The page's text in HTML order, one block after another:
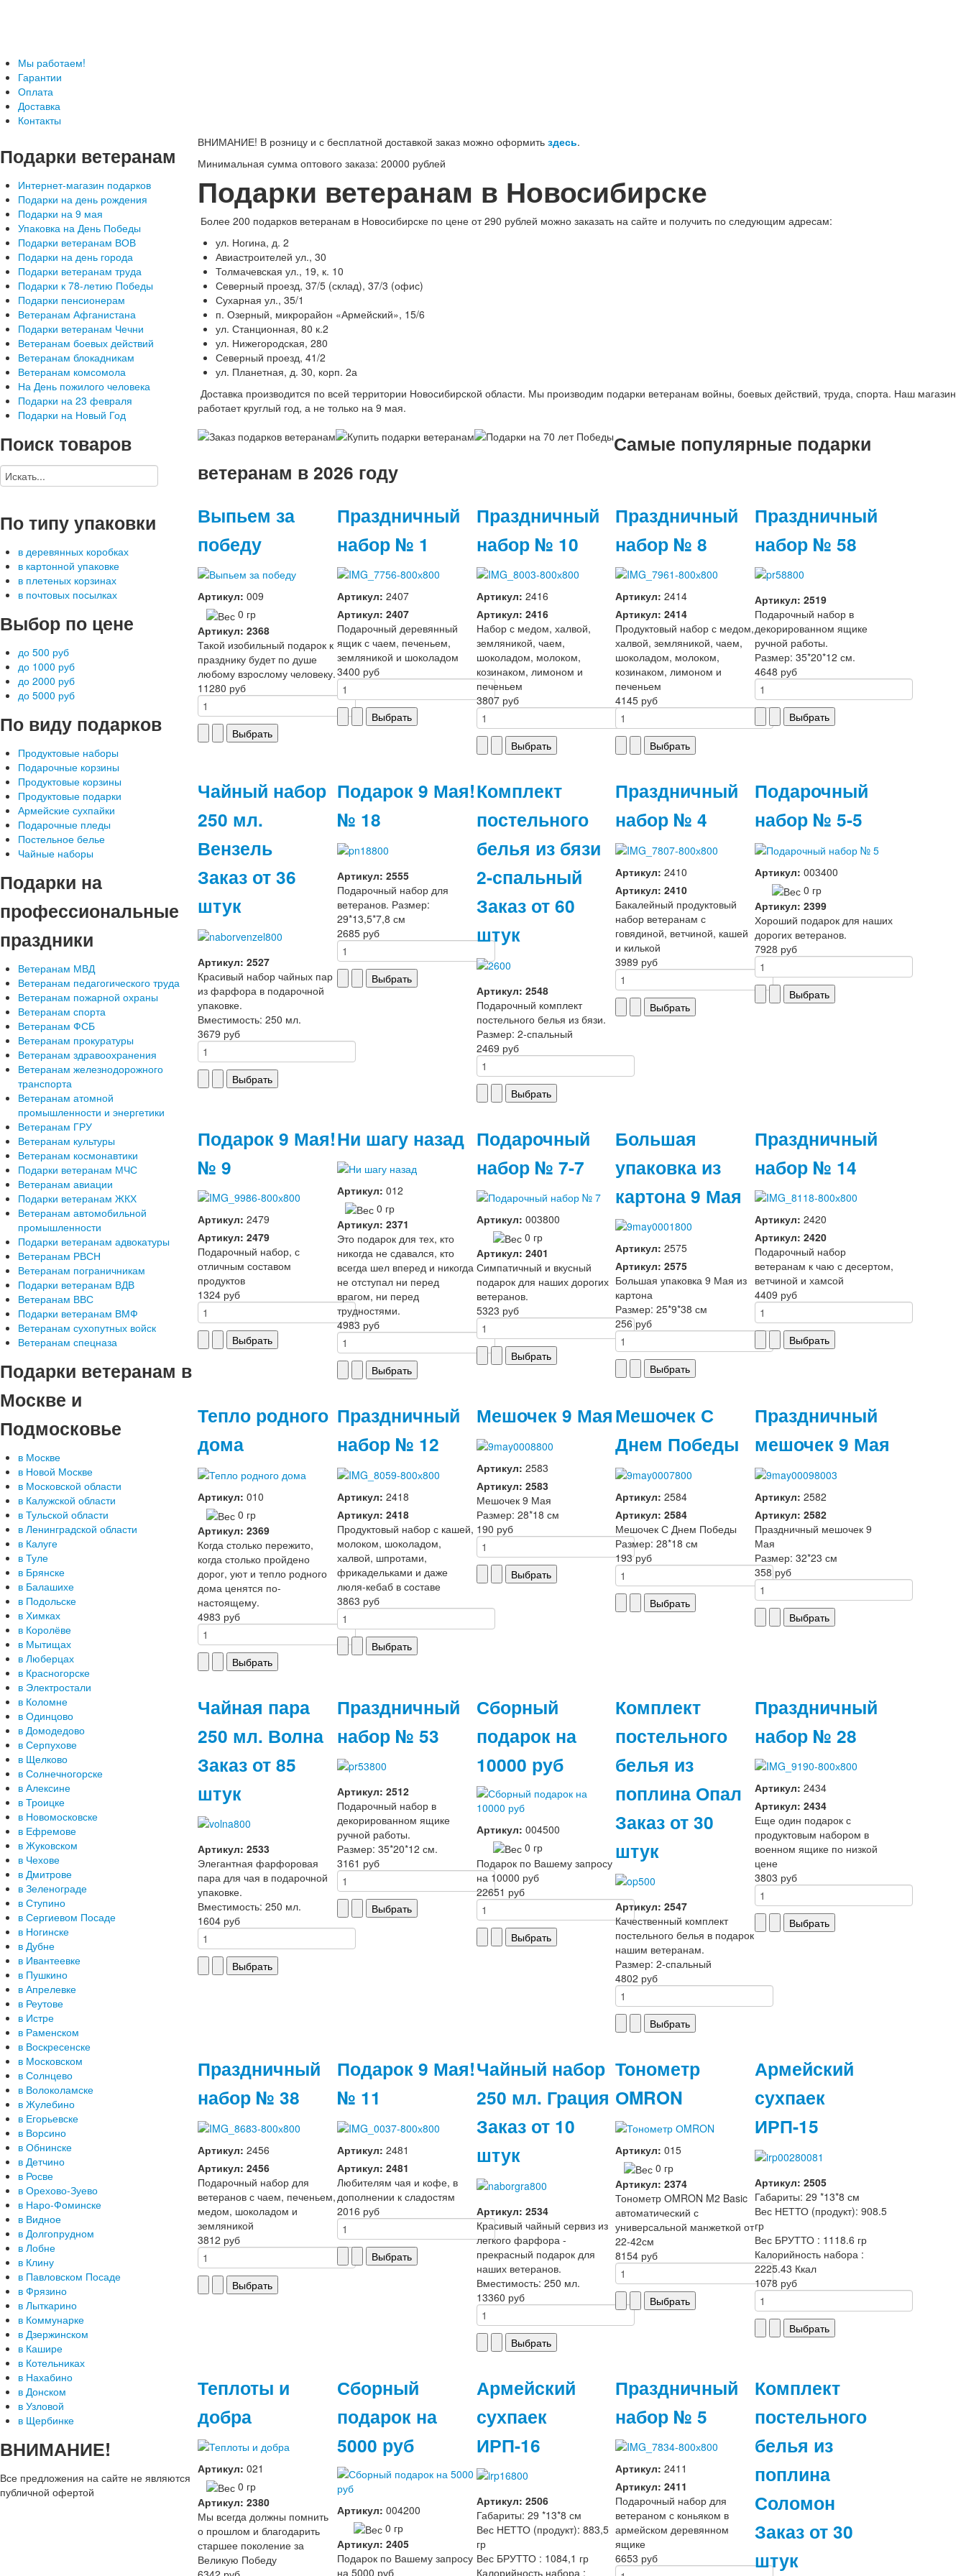
Мы работаем!
Гарантии
Оплата
Доставка
Контакты
ВНИМАНИЕ! В розницу и с бесплатной доставкой заказ можно оформить здесь.
Минимальная сумма оптового заказа: 20000 рублей
Подарки ветеранам в Новосибирске
Более 200 подарков ветеранам в Новосибирске по цене от 290 рублей можно заказать на сайте и получить по следующим адресам:
ул. Ногина, д. 2
Авиастроителей ул., 30
Толмачевская ул., 19, к. 10
Северный проезд, 37/5 (склад), 37/3 (офис)
Сухарная ул., 35/1
п. Озерный, микрорайон «Армейский», 15/6
ул. Станционная, 80 к.2
ул. Нижегородская, 280
Северный проезд, 41/2
ул. Планетная, д. 30, корп. 2а
Доставка производится по всей территории Новосибирской области. Мы производим подарки ветеранам войны, боевых действий, труда, спорта. Наш магазин
работает круглый год, а не только на 9 мая.
Самые популярные подарки
ветеранам в 2026 году
Выпьем за
победу
Артикул: 009
0 гр
Артикул: 2368
Такой изобильный подарок к
празднику будет по душе
любому взрослому человеку.
11280 руб
Праздничный
набор № 1
Артикул: 2407
Артикул: 2407
Подарочный деревянный
ящик с чаем, печеньем,
земляникой и шоколадом
3400 руб
Праздничный
набор № 10
Артикул: 2416
Артикул: 2416
Набор с медом, халвой,
земляникой, чаем,
шоколадом, молоком,
козинаком, лимоном и
печеньем
3807 руб
Праздничный
набор № 8
Артикул: 2414
Артикул: 2414
Продуктовый набор с медом,
халвой, земляникой, чаем,
шоколадом, молоком,
козинаком, лимоном и
печеньем
4145 руб
Праздничный
набор № 58
Артикул: 2519
Подарочный набор в
декорированном ящике
ручной работы.
Размер: 35*20*12 см.
4648 руб
Чайный набор
250 мл.
Вензель
Заказ от 36
штук
Артикул: 2527
Красивый набор чайных пар
из фарфора в подарочной
упаковке.
Вместимость: 250 мл.
3679 руб
Подарок 9 Мая!
№ 18
Артикул: 2555
Подарочный набор для
ветеранов. Размер:
29*13,5*7,8 см
2685 руб
Комплект
постельного
белья из бязи
2-спальный
Заказ от 60
штук
Артикул: 2548
Подарочный комплект
постельного белья из бязи.
Размер: 2-спальный
2469 руб
Праздничный
набор № 4
Артикул: 2410
Артикул: 2410
Бакалейный продуктовый
набор ветеранам с
говядиной, ветчиной, кашей
и килькой
3989 руб
Подарочный
набор № 5-5
Артикул: 003400
0 гр
Артикул: 2399
Хороший подарок для наших
дорогих ветеранов.
7928 руб
Подарок 9 Мая!
№ 9
Артикул: 2479
Артикул: 2479
Подарочный набор, с
отличным составом
продуктов
1324 руб
Ни шагу назад
Артикул: 012
0 гр
Артикул: 2371
Это подарок для тех, кто
никогда не сдавался, кто
всегда шел вперед и никогда
не отступал ни перед
врагом, ни перед
трудностями.
4983 руб
Подарочный
набор № 7-7
Артикул: 003800
0 гр
Артикул: 2401
Симпатичный и вкусный
подарок для наших дорогих
ветеранов.
5323 руб
Большая
упаковка из
картона 9 Мая
Артикул: 2575
Артикул: 2575
Большая упаковка 9 Мая из
картона
Размер: 25*9*38 см
256 руб
Праздничный
набор № 14
Артикул: 2420
Артикул: 2420
Подарочный набор
ветеранам к чаю с десертом,
ветчиной и хамсой
4409 руб
Тепло родного
дома
Артикул: 010
0 гр
Артикул: 2369
Когда столько пережито,
когда столько пройдено
дорог, уют и тепло родного
дома ценятся по-
настоящему.
4983 руб
Праздничный
набор № 12
Артикул: 2418
Артикул: 2418
Продуктовый набор с кашей,
молоком, шоколадом,
халвой, шпротами,
фрикадельками и даже
люля-кебаб в составе
3863 руб
Мешочек 9 Мая
Артикул: 2583
Артикул: 2583
Мешочек 9 Мая
Размер: 28*18 см
190 руб
Мешочек С
Днем Победы
Артикул: 2584
Артикул: 2584
Мешочек С Днем Победы
Размер: 28*18 см
193 руб
Праздничный
мешочек 9 Мая
Артикул: 2582
Артикул: 2582
Праздничный мешочек 9
Мая
Размер: 32*23 см
358 руб
Чайная пара
250 мл. Волна
Заказ от 85
штук
Артикул: 2533
Элегантная фарфоровая
пара для чая в подарочной
упаковке.
Вместимость: 250 мл.
1604 руб
Праздничный
набор № 53
Артикул: 2512
Подарочный набор в
декорированном ящике
ручной работы.
Размер: 35*20*12 см.
3161 руб
Сборный
подарок на
10000 руб
Артикул: 004500
0 гр
Подарок по Вашему запросу
на 10000 руб
22651 руб
Комплект
постельного
белья из
поплина Опал
Заказ от 30
штук
Артикул: 2547
Качественный комплект
постельного белья в подарок
нашим ветеранам.
Размер: 2-спальный
4802 руб
Праздничный
набор № 28
Артикул: 2434
Артикул: 2434
Еще один подарок с
продуктовым набором в
военном ящике по низкой
цене
3803 руб
Праздничный
набор № 38
Артикул: 2456
Артикул: 2456
Подарочный набор для
ветеранов с чаем, печеньем,
медом, шоколадом и
земляникой
3812 руб
Подарок 9 Мая!
№ 11
Артикул: 2481
Артикул: 2481
Любителям чая и кофе, в
дополнении к сладостям
2016 руб
Чайный набор
250 мл. Грация
Заказ от 10
штук
Артикул: 2534
Красивый чайный сервиз из
легкого фарфора -
прекрасный подарок для
наших ветеранов.
Вместимость: 250 мл.
13360 руб
Тонометр
ОMRON
Артикул: 015
0 гр
Артикул: 2374
Тонометр ОMRON M2 Basic
автоматический с
универсальной манжеткой от
22-42см
8154 руб
Армейский
сухпаек
ИРП-15
Артикул: 2505
Габариты: 29 *13*8 см
Вес НЕТТО (продукт): 908.5
гр
Вес БРУТТО : 1118.6 гр
Калорийность набора :
2225.43 Ккал
1078 руб
Теплоты и
добра
Артикул: 021
0 гр
Артикул: 2380
Мы всегда должны помнить
о прошлом и благодарить
старшее поколение за
Великую Победу
Сборный
подарок на
5000 руб
Артикул: 004200
0 гр
Артикул: 2405
Подарок по Вашему запросу
на 5000 руб
Армейский
сухпаек
ИРП-16
Артикул: 2506
Габариты: 29 *13*8 см
Вес НЕТТО (продукт): 883,5
гр
Вес БРУТТО : 1084,1 гр
Калорийность набора :
Праздничный
набор № 5
Артикул: 2411
Артикул: 2411
Подарочный набор для
ветераном с коньяком в
армейском деревянном
ящике
6653 руб
Комплект
постельного
белья из
поплина
Соломон
Заказ от 30
штук
Подарки ветеранам
Интернет-магазин подарков
Подарки на день рождения
Подарки на 9 мая
Упаковка на День Победы
Подарки ветеранам ВОВ
Подарки на день города
Подарки ветеранам труда
Подарки к 78-летию Победы
Подарки пенсионерам
Ветеранам Афганистана
Подарки ветеранам Чечни
Ветеранам боевых действий
Ветеранам блокадникам
Ветеранам комсомола
На День пожилого человека
Подарки на 23 февраля
Подарки на Новый Год
Поисктоваров
Потипу упаковки
в деревянных коробках
в картонной упаковке
в плетеных корзинах
в почтовых посылках
Выбор по цене
до 500 руб
до 1000 руб
до 2000 руб
до 5000 руб
По виду подарков
Продуктовые наборы
Подарочные корзины
Продуктовые корзины
Продуктовые подарки
Армейские сухпайки
Подарочные пледы
Постельное белье
Чайные наборы
Подарки на
профессиональные
праздники
Ветеранам МВД
Ветеранам педагогического труда
Ветеранам пожарной охраны
Ветеранам спорта
Ветеранам ФСБ
Ветеранам прокуратуры
Ветеранам здравоохранения
Ветеранам железнодорожного
транспорта
Ветеранам атомной
промышленности и энергетики
Ветеранам ГРУ
Ветеранам культуры
Ветеранам космонавтики
Подарки ветеранам МЧС
Ветеранам авиации
Подарки ветеранам ЖКХ
Ветеранам автомобильной
промышленности
Подарки ветеранам адвокатуры
Ветеранам РВСН
Ветеранам пограничникам
Подарки ветеранам ВДВ
Ветеранам ВВС
Подарки ветеранам ВМФ
Ветеранам сухопутных войск
Ветеранам спецназа
Подарки ветеранам в
Москве и
Подмосковье
в Москве
в Новой Москве
в Московской области
в Калужской области
в Тульской области
в Ленинградской области
в Калуге
в Туле
в Брянске
в Балашихе
в Подольске
в Химках
в Королёве
в Мытищах
в Люберцах
в Красногорске
в Электростали
в Коломне
в Одинцово
в Домодедово
в Серпухове
в Щелково
в Солнечногорске
в Алексине
в Троицке
в Новомосковске
в Ефремове
в Жуковском
в Чехове
в Дмитрове
в Зеленограде
в Ступино
в Сергиевом Посаде
в Ногинске
в Дубне
в Ивантеевке
в Пушкино
в Апрелевке
в Реутове
в Истре
в Раменском
в Воскресенске
в Московском
в Солнцево
в Волоколамске
в Жулебино
в Егорьевске
в Ворсино
в Обнинске
в Детчино
в Росве
в Орехово-Зуево
в Наро-Фоминске
в Видное
в Долгопрудном
в Лобне
в Клину
в Павловском Посаде
в Фрязино
в Лыткарино
в Коммунарке
в Дзержинском
в Кашире
в Котельниках
в Нахабино
в Донском
в Узловой
в Щербинке
ВНИМАНИЕ!
Все предложения на сайте не являются
публичной офертой